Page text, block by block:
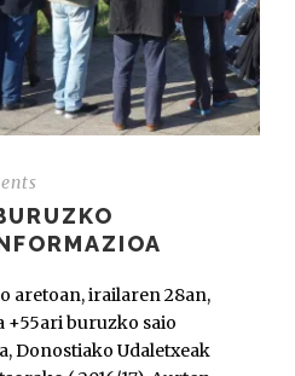
aretoan, irailaren 28an,
+55ari buruzko saio
Donostiako Udaletxeak